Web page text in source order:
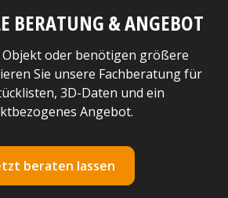
BERATUNG & ANGEBOT
Objekt oder benötigen größere
Sie unsere Fachberatung für
3D-Daten und ein
Angebot.
beraten lassen